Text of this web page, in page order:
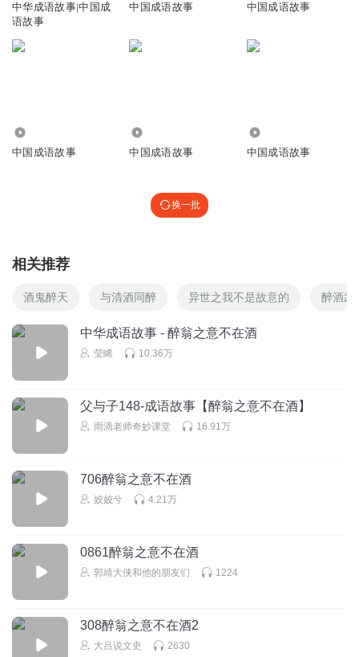
中华成语故事|中国成
语故事
中国成语故事 中国成语故事
中国成语故事 中国成语故事 中国成语故事
换一批
相关推荐
酒鬼醉天 与清酒同醉 异世之我不是故意的 醉酒武
中华成语故事 - 醉翁之意不在酒
莹睎 10.36万
父与子148-成语故事【醉翁之意不在酒】
雨滴老师奇妙课堂 16.91万
706醉翁之意不在酒
姣姣兮 4.21万
0861醉翁之意不在酒
郭靖大侠和他的朋友们 1224
308醉翁之意不在酒2
大吕说文史 2630